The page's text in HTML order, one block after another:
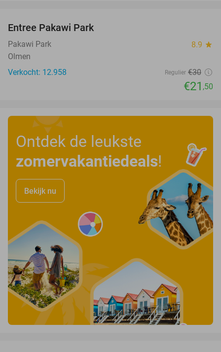
Entree Pakawi Park
Pakawi Park 8.9 star
Olmen
Verkocht: 12.958
Regulier €30
€21 ,50
Ontdek de leukste
zomervakantiedeals!
Bekijk nu